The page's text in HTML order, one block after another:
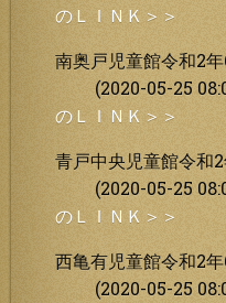
のＬＩＮＫ＞＞
南奥戸児童館令和2
(2020-05-25
のＬＩＮＫ＞＞
青戸中央児童館令和
(2020-05-25
のＬＩＮＫ＞＞
西亀有児童館令和2
(2020-05-25